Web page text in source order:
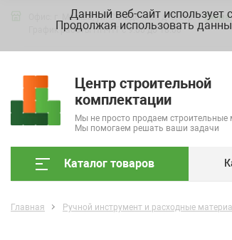
Офис: г. Москва, ул. Складочная д. 3, стр. 7Схема
График работы ПН-ПТ с 9.00 до 18.00
Центр строительной
комплектации
Мы не просто продаем строительные
Мы помогаем решать ваши задачи
Каталог товаров
Главная Ручной инструмент и расходные
Данный веб-сайт использует
Продолжая использовать